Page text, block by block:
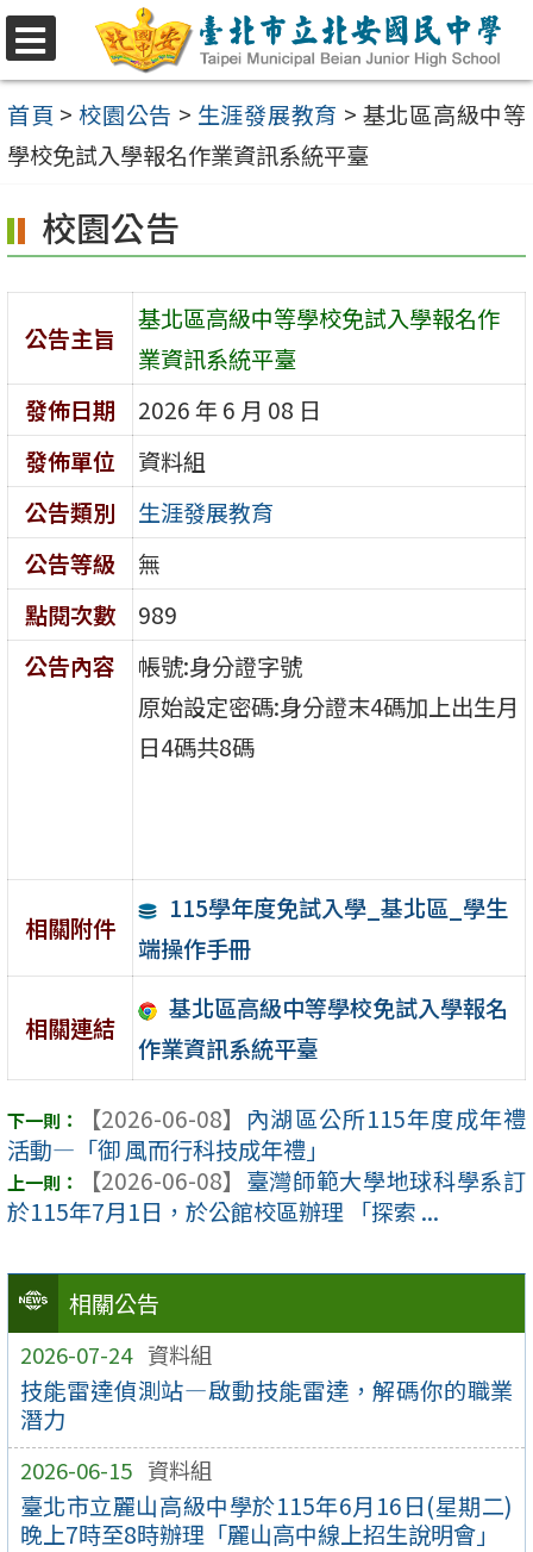
選
單
跳
至
主
要
容
區
首頁 > 校園公告 > 生涯發展教育 > 基北區高級中等
學校免試入學報名作業資訊系統平臺
相關公告
2026-07-24 資料組
技能雷達偵測站—啟動技能雷達，解碼你的職業
潛力
2026-06-15 資料組
臺北市立麗山高級中學於115年6月16日(星期二)
晚上7時至8時辦理「麗山高中線上招生說明會」
校園公告
公告主旨
基北區高級中等學校免試入學報名作
業資訊系統平臺
發佈日期
2026 年 6 月 08 日
發佈單位
資料組
公告類別
生涯發展教育
公告等級
無
點閱次數
989
公告內容
帳號:身分證字號
原始設定密碼:身分證末4碼加上出生月
日4碼共8碼
相關附件
115學年度免試入學_基北區_學生
端操作手冊
相關連結
基北區高級中等學校免試入學報名
作業資訊系統平臺
【2026-06-08】 內湖區公所115年度成年禮
活動—「御 風而行科技成年禮」
【2026-06-08】 臺灣師範大學地球科學系訂
於115年7月1日，於公館校區辦理 「探索 ...